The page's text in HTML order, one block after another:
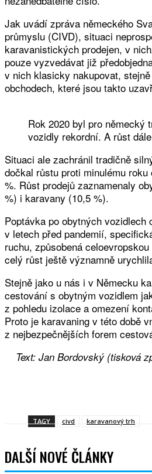
Jak uvádí zpráva německého
průmyslu (CIVD), situaci
karavanistických prodejen, v
pouze vyzvedávat již
v nich klasicky nakupovat,
obchodech, které jsou takto
Rok 2020 byl pro německý
vozidly rekordní. A růst
Situaci ale zachránil tradičně
dočkal růstu proti minulému
%. Růst prodejů zaznamenaly
%) i karavany (10,5 %).
Poptávka po obytných
v letech před pandemií,
ruchu, způsobená
celý růst ještě významně
Stejně jako u nás i v Německu
cestování s obytným vozidlem
z pohledu izolace a omezení
Proto je karavaning v této době
z nejbezpečnějších forem
Text: Jan Bordovský (tisková
TAGY civd karavanový trh
DALŠÍ NOVÉ ČLÁNKY